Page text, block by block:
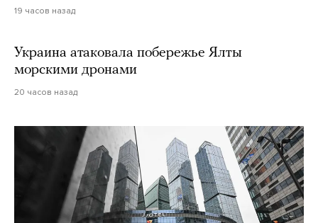
19 часов назад
Украина атаковала побережье Ялты
морскими дронами
20 часов назад